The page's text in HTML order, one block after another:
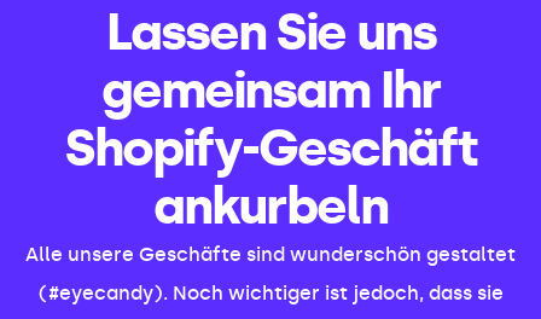
Lassen Sie uns
gemeinsam Ihr
Shopify-Geschäft
ankurbeln
Alle unsere Geschäfte sind wunderschön gestaltet
(#eyecandy). Noch wichtiger ist jedoch, dass sie